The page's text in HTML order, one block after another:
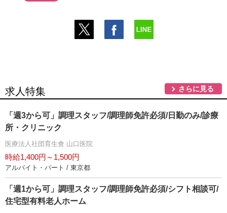
求人特集 さらに見る
「週3から可」調理スタッフ/調理師免許必須/日勤のみ/診療
所・クリニック
医療法人社団育生會 山口医院
時給1,400円～1,500円
アルバイト・パート / 東京都
「週1から可」調理スタッフ/調理師免許必須/シフト相談可/
住宅型有料老人ホーム